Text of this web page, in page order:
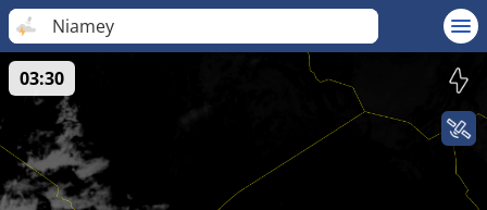
Niamey
03:30